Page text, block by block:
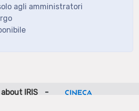
agli amministratori
about IRIS
-